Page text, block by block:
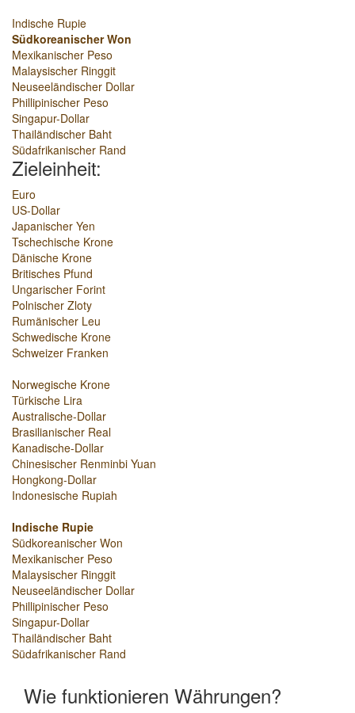
Indische Rupie
Südkoreanischer Won
Mexikanischer Peso
Malaysischer Ringgit
Neuseeländischer Dollar
Phillipinischer Peso
Singapur-Dollar
Thailändischer Baht
Südafrikanischer Rand
Zieleinheit:
Euro
US-Dollar
Japanischer Yen
Tschechische Krone
Dänische Krone
Britisches Pfund
Ungarischer Forint
Polnischer Zloty
Rumänischer Leu
Schwedische Krone
Schweizer Franken
Norwegische Krone
Türkische Lira
Australische-Dollar
Brasilianischer Real
Kanadische-Dollar
Chinesischer Renminbi Yuan
Hongkong-Dollar
Indonesische Rupiah
Indische Rupie
Südkoreanischer Won
Mexikanischer Peso
Malaysischer Ringgit
Neuseeländischer Dollar
Phillipinischer Peso
Singapur-Dollar
Thailändischer Baht
Südafrikanischer Rand
Wie funktionieren Währungen?